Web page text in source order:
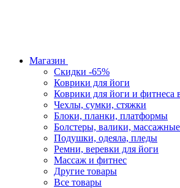
Магазин
Скидки -65%
Коврики для йоги
Коврики для йоги и фитнеса
Чехлы, сумки, стяжки
Блоки, планки, платформы
Болстеры, валики,
Подушки, одеяла, пледы
Ремни, веревки для йоги
Массаж и фитнес
Другие товары
Все товары